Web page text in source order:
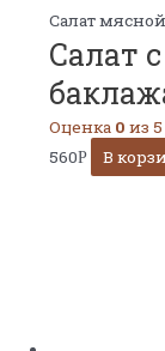
Салат мясной
Салат
Оценка 0 из 5
560Р В